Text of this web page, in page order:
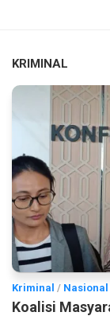
KRIMINAL
Kriminal / Nasional
Koalisi